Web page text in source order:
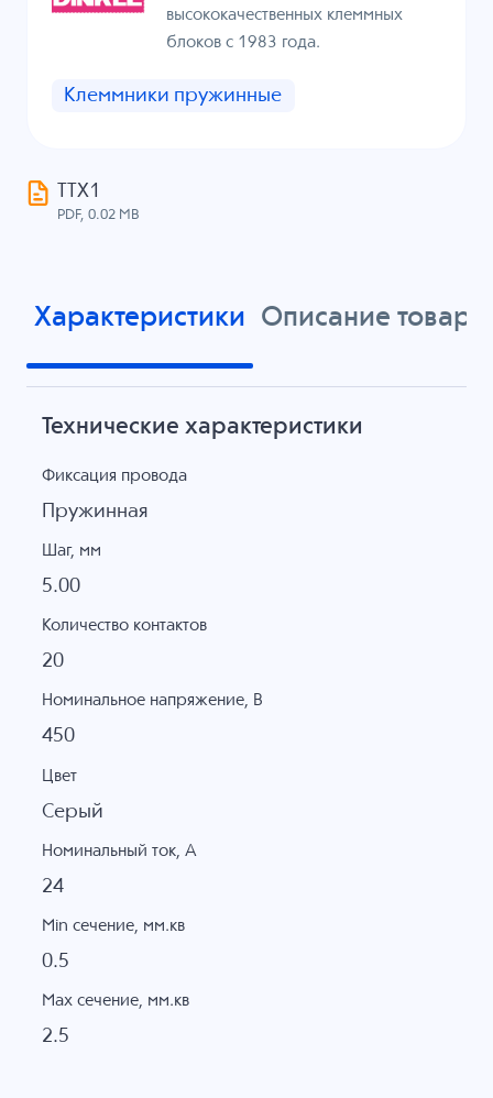
высококачественных клеммных
блоков с 1983 года.
Клеммники пружинные
ТТХ1
PDF, 0.02 MB
Характеристики Описание товара
Технические характеристики
Фиксация провода
Пружинная
Шаг, мм
5.00
Количество контактов
20
Номинальное напряжение, B
450
Цвет
Серый
Номинальный ток, А
24
Min сечение, мм.кв
0.5
Max сечение, мм.кв
2.5